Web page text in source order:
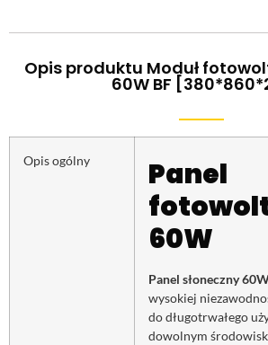
Opis produktu Moduł
60W BF
Opis ogólny
Panel
60W
Panel słoneczny
wysokiej
do długotrwałego
dowolnym